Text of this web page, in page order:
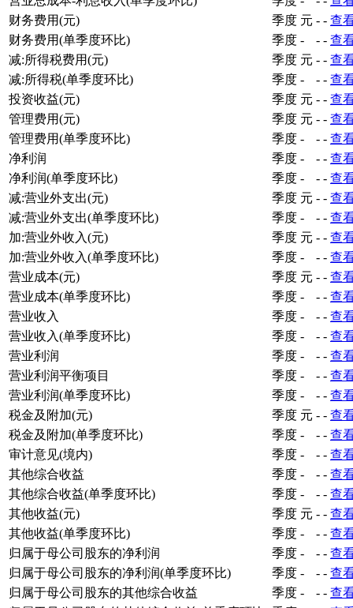
财务费用(元)
季度 元 - - 查
财务费用(单季度环比)
季度 - - - 查
减:所得税费用(元)
季度 元 - - 查
减:所得税(单季度环比)
季度 - - - 查
投资收益(元)
季度 元 - - 查
管理费用(元)
季度 元 - - 查
管理费用(单季度环比)
季度 - - - 查
净利润
季度 - - - 查
净利润(单季度环比)
季度 - - - 查
减:营业外支出(元)
季度 元 - - 查
减:营业外支出(单季度环比)
季度 - - - 查
加:营业外收入(元)
季度 元 - - 查
加:营业外收入(单季度环比)
季度 - - - 查
营业成本(元)
季度 元 - - 查
营业成本(单季度环比)
季度 - - - 查
营业收入
季度 - - - 查
营业收入(单季度环比)
季度 - - - 查
营业利润
季度 - - - 查
营业利润平衡项目
季度 - - - 查
营业利润(单季度环比)
季度 - - - 查
税金及附加(元)
季度 元 - - 查
税金及附加(单季度环比)
季度 - - - 查
审计意见(境内)
季度 - - - 查
其他综合收益
季度 - - - 查
其他综合收益(单季度环比)
季度 - - - 查
其他收益(元)
季度 元 - - 查
其他收益(单季度环比)
季度 - - - 查
归属于母公司股东的净利润
季度 - - - 查
归属于母公司股东的净利润(单季度环比)
季度 - - - 查
归属于母公司股东的其他综合收益
季度 - - - 查